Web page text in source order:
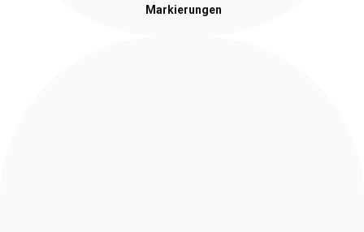
Markierungen